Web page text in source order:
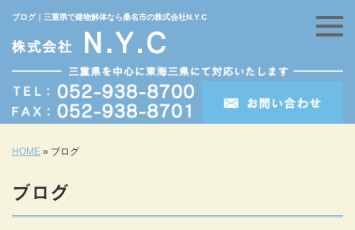
ブログ｜三重県で建物解体なら桑名市の株式会社N.Y.C
HOME » ブログ
ブログ